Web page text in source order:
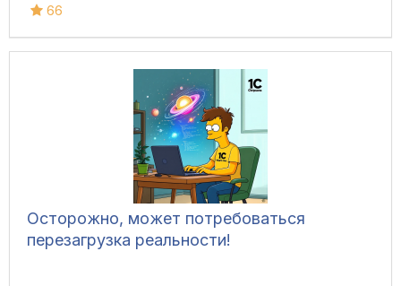
66
Осторожно, может потребоваться
перезагрузка реальности!